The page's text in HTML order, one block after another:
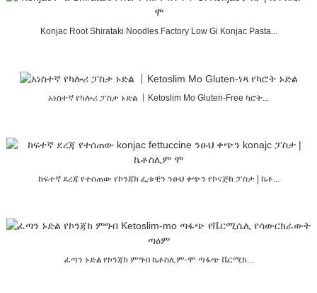
Konjac Root Shirataki Noodles Factory Low Gi Konjac Pasta...
አነስተኛ የካሎሪ ፓስታ ኑድል 丨Ketoslim Mo Gluten-Free ካሮት...
ከፍተኛ ደረጃ የተሰጠው የኮንጃክ ፌቱቺን ንፁህ ቀጭን የኮናጅክ ፓስታ | ኬቶ...
ፈጣን ኑድል የኮንጃክ ምግብ ኬቶስሊም-ሞ ጣፋጭ ቬርሚክ...